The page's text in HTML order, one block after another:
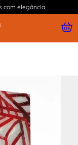
com elegância